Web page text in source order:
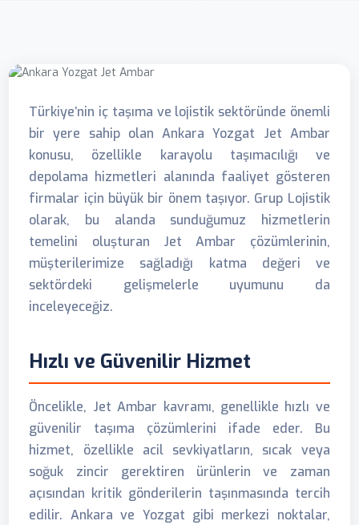
Türkiye’nin iç taşıma ve lojistik sektöründe önemli
bir yere sahip olan Ankara Yozgat Jet Ambar
konusu, özellikle karayolu taşımacılığı ve
depolama hizmetleri alanında faaliyet gösteren
firmalar için büyük bir önem taşıyor. Grup Lojistik
olarak, bu alanda sunduğumuz hizmetlerin
temelini oluşturan Jet Ambar çözümlerinin,
müşterilerimize sağladığı katma değeri ve
sektördeki gelişmelerle uyumunu da
inceleyeceğiz.
Hızlı ve Güvenilir Hizmet
Öncelikle, Jet Ambar kavramı, genellikle hızlı ve
güvenilir taşıma çözümlerini ifade eder. Bu
hizmet, özellikle acil sevkiyatların, sıcak veya
soğuk zincir gerektiren ürünlerin ve zaman
açısından kritik gönderilerin taşınmasında tercih
edilir. Ankara ve Yozgat gibi merkezi noktalar,